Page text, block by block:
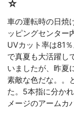
☆
車の運転時の日焼
ッピングセンター
UVカット率は81
で真夏も大活躍し
いましたが、昨夏
素敵な色だな。。
た。5本指に分か
メージのアームカ